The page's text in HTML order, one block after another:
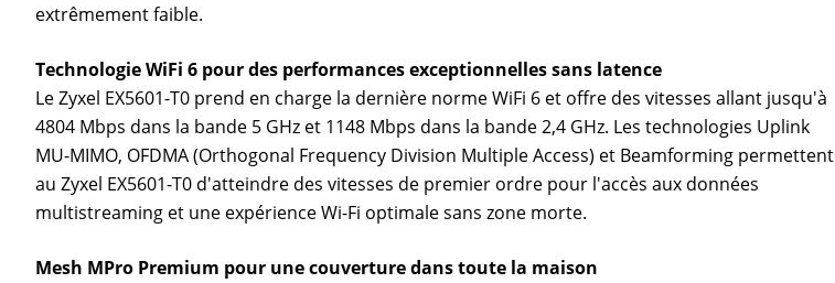
extrêmement faible.
Technologie WiFi 6 pour des performances exceptionnelles sans latence
Le Zyxel EX5601-T0 prend en charge la dernière norme WiFi 6 et offre des vitesses allant jusqu'à
4804 Mbps dans la bande 5 GHz et 1148 Mbps dans la bande 2,4 GHz. Les technologies Uplink
MU-MIMO, OFDMA (Orthogonal Frequency Division Multiple Access) et Beamforming permettent
au Zyxel EX5601-T0 d'atteindre des vitesses de premier ordre pour l'accès aux données
multistreaming et une expérience Wi-Fi optimale sans zone morte.
Mesh MPro Premium pour une couverture dans toute la maison